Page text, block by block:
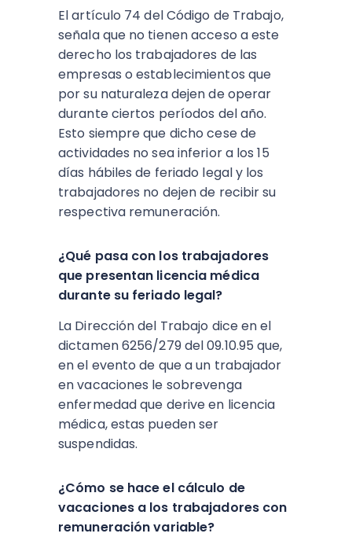
El artículo 74 del Código de Trabajo,
señala que no tienen acceso a este
derecho los trabajadores de las
empresas o establecimientos que
por su naturaleza dejen de operar
durante ciertos períodos del año.
Esto siempre que dicho cese de
actividades no sea inferior a los 15
días hábiles de feriado legal y los
trabajadores no dejen de recibir su
respectiva remuneración.
¿Qué pasa con los trabajadores
que presentan licencia médica
durante su feriado legal?
La Dirección del Trabajo dice en el
dictamen 6256/279 del 09.10.95 que,
en el evento de que a un trabajador
en vacaciones le sobrevenga
enfermedad que derive en licencia
médica, estas pueden ser
suspendidas.
¿Cómo se hace el cálculo de
vacaciones a los trabajadores con
remuneración variable?